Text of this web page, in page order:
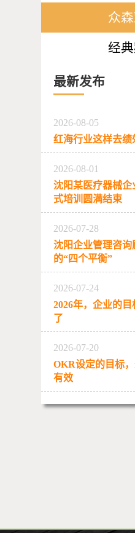
众
经
最新发布
2026-08-05
红海行业这样去绩
2026-08-01
沈阳某医疗器械
式培训圆满结束
2026-07-28
沈阳企业管理咨
的“四个平衡”
2026-07-24
2026年，企业的
了
2026-07-20
OKR设定的目标
有效